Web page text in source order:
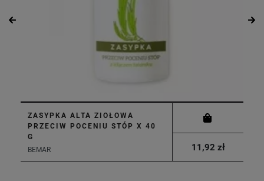
ZASYPKA ALTA ZIOŁOWA
PRZECIW POCENIU STÓP X 40
G
BEMAR
11,92 zł